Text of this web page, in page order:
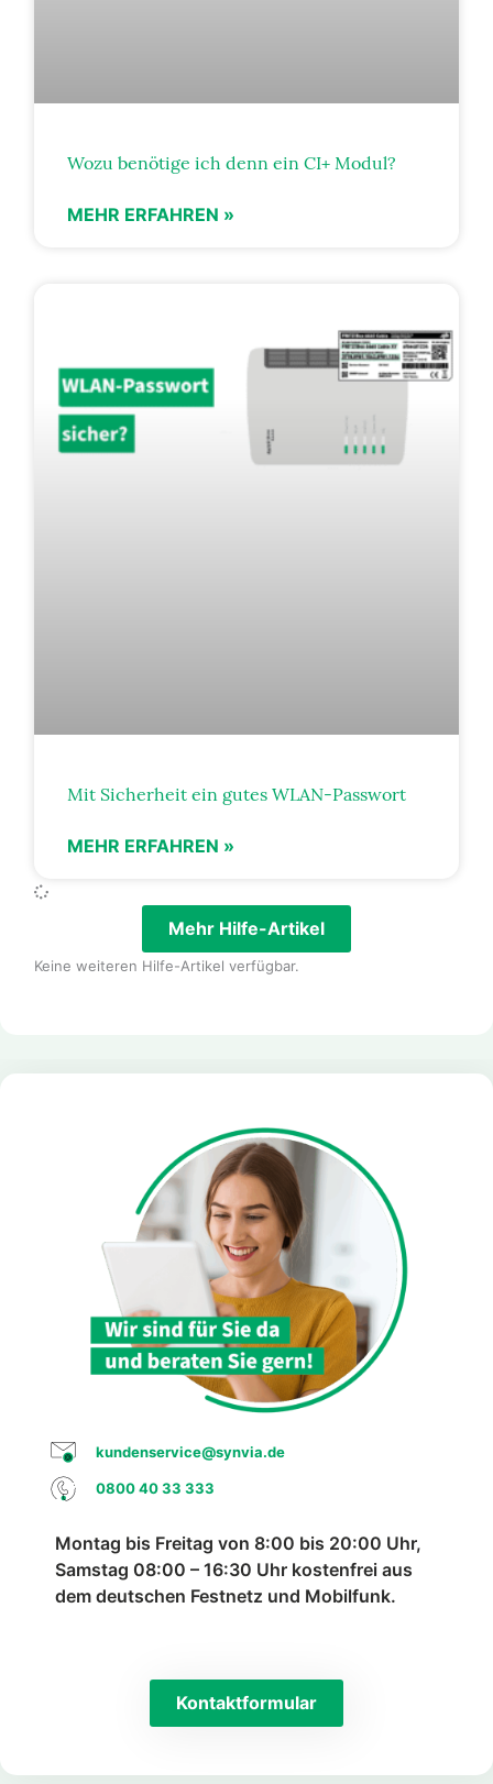
Wozu benötige ich denn ein CI+ Modul?
MEHR ERFAHREN »
Mit Sicherheit ein gutes WLAN-Passwort
MEHR ERFAHREN »
Mehr Hilfe-Artikel
Keine weiteren Hilfe-Artikel verfügbar.
kundenservice@synvia.de
0800 40 33 333
Montag bis Freitag von 8:00 bis 20:00 Uhr,
Samstag 08:00 – 16:30 Uhr kostenfrei aus
dem deutschen Festnetz und Mobilfunk.
Kontaktformular